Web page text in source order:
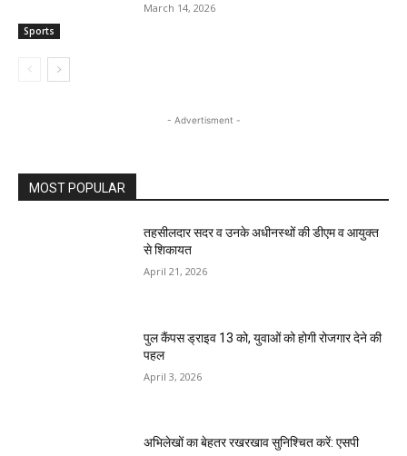
Sports
March 14, 2026
- Advertisment -
MOST POPULAR
तहसीलदार सदर व उनके अधीनस्थों की डीएम व आयुक्त
से शिकायत
April 21, 2026
पुल कैंपस ड्राइव 13 को, युवाओं को होगी रोजगार देने की
पहल
April 3, 2026
अभिलेखों का बेहतर रखरखाव सुनिश्चित करें: एसपी